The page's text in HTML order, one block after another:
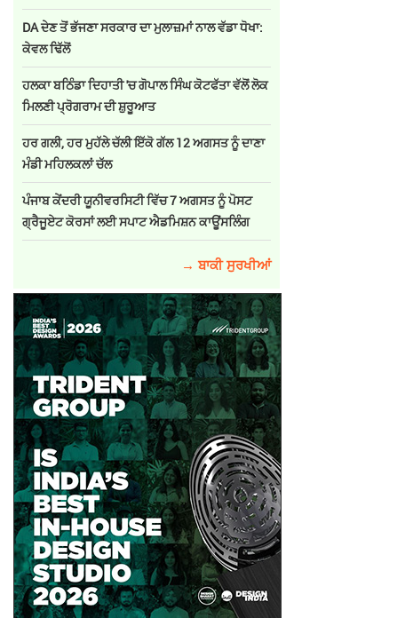
DA ਦੇਣ‌ ਤੋਂ ਭੱਜਣਾ ਸਰਕਾਰ ਦਾ ਮੁਲਾਜ਼ਮਾਂ ਨਾਲ ਵੱਡਾ ਧੋਖਾ:
ਕੇਵਲ ਢਿੱਲੋਂ
ਹਲਕਾ ਬਠਿੰਡਾ ਦਿਹਾਤੀ 'ਚ ਗੋਪਾਲ ਸਿੰਘ ਕੋਟਫੱਤਾ ਵੱਲੋਂ ਲੋਕ
ਮਿਲਣੀ ਪ੍ਰੋਗਰਾਮ ਦੀ ਸ਼ੁਰੂਆਤ
ਹਰ ਗਲੀ, ਹਰ ਮੁਹੱਲੇ ਚੱਲੀ ਇੱਕੋ ਗੱਲ 12 ਅਗਸਤ ਨੂੰ ਦਾਣਾ
ਮੰਡੀ ਮਹਿਲਕਲਾਂ ਚੱਲ
ਪੰਜਾਬ ਕੇਂਦਰੀ ਯੂਨੀਵਰਸਿਟੀ ਵਿੱਚ 7 ਅਗਸਤ ਨੂੰ ਪੋਸਟ
ਗ੍ਰੈਜੂਏਟ ਕੋਰਸਾਂ ਲਈ ਸਪਾਟ ਐਡਮਿਸ਼ਨ ਕਾਊਂਸਲਿੰਗ
→ ਬਾਕੀ ਸੁਰਖੀਆਂ